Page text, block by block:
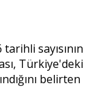
sayısının
Türkiye'deki
belirten